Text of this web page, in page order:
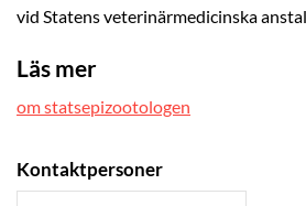
vid Statens veterinärmedicinska
Läs mer
om statsepizootologen
Kontaktpersoner